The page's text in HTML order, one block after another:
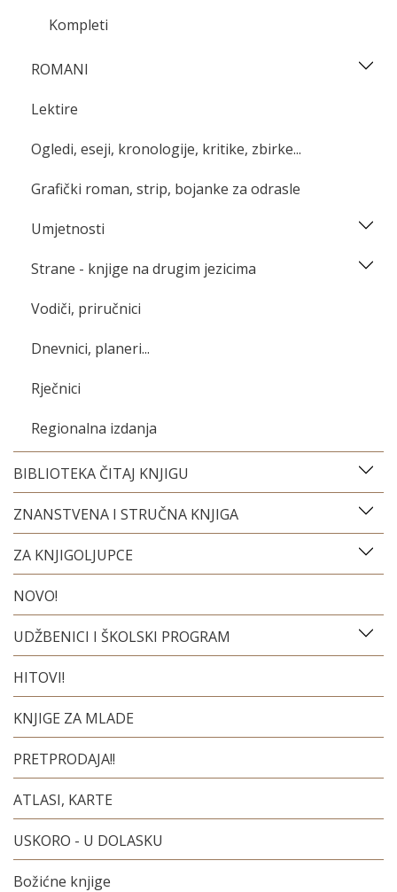
Kompleti
ROMANI
Lektire
Ogledi, eseji, kronologije, kritike, zbirke...
Grafički roman, strip, bojanke za odrasle
Umjetnosti
Strane - knjige na drugim jezicima
Vodiči, priručnici
Dnevnici, planeri...
Rječnici
Regionalna izdanja
BIBLIOTEKA ČITAJ KNJIGU
ZNANSTVENA I STRUČNA KNJIGA
ZA KNJIGOLJUPCE
NOVO!
UDŽBENICI I ŠKOLSKI PROGRAM
HITOVI!
KNJIGE ZA MLADE
PRETPRODAJA!!
ATLASI, KARTE
USKORO - U DOLASKU
Božićne knjige